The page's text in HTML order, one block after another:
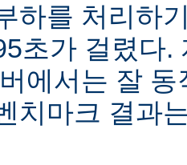
하를 처리하
초가 걸렸다.
에서는 잘
치마크 결과